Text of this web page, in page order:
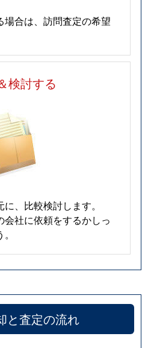
場合は、訪問査定の希望
検討する
、比較検討します。
社に依頼をするかしっ
と査定の流れ